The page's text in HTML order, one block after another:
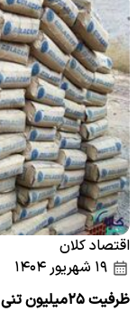
اقتصاد کلان
ظرفیت ۲۵میلیون تنی صادرات سیمان